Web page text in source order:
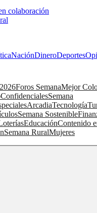
colaboración
NaciónDineroDeportes
Foros SemanaMejor
ConfidencialesSemana
ArcadiaTecnología
Semana Sostenible
EducaciónContenido
Semana RuralMujeres